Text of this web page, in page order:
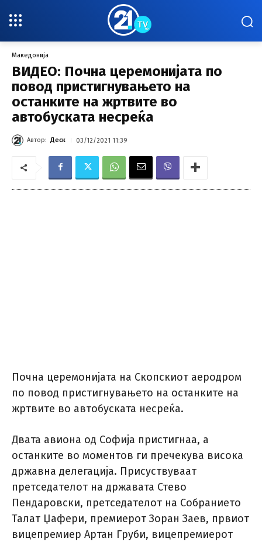
Македонија
ВИДЕО: Почна церемонијата по
повод пристигнувањето на
останките на жртвите во
автобуската несреќа
Автор: Деск 03/12/2021 11:39
Почна церемонијата на Скопскиот аеродром
по повод пристигнувањето на останките на
жртвите во автобуската несреќа.
Двата авиона од Софија пристигнаа, а
останките во моментов ги пречекува висока
државна делегација. Присуствуваат
претседателот на државата Стево
Пендаровски, претседателот на Собранието
Талат Џафери, премиерот Зоран Заев, првиот
вицепремиер Артан Груби, вицепремиерот